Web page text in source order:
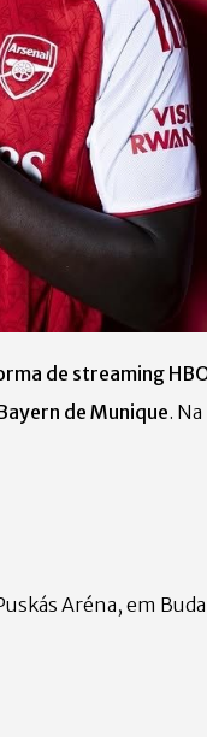
de streaming
de Munique.
Aréna, em